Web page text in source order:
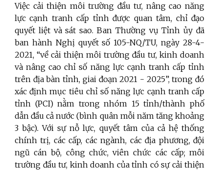
Việc cải thiện môi trường đầu tư, nâng cao năng
lực cạnh tranh cấp tỉnh được quan tâm, chỉ đạo
quyết liệt và sát sao. Ban Thường vụ Tỉnh ủy đã
ban hành Nghị quyết số 105-NQ/TU, ngày 28-4-
2021, “về cải thiện môi trường đầu tư, kinh doanh
và nâng cao chỉ số năng lực cạnh tranh cấp tỉnh
trên địa bàn tỉnh, giai đoạn 2021 - 2025”, trong đó
xác định mục tiêu chỉ số năng lực cạnh tranh cấp
tỉnh (PCI) nằm trong nhóm 15 tỉnh/thành phố
dẫn đầu cả nước (bình quân mỗi năm tăng khoảng
3 bậc).Với sự nỗ lực, quyết tâm của cả hệ thống
chính trị, các cấp, các ngành, các địa phương, đội
ngũ cán bộ, công chức, viên chức các cấp; môi
trường đầu tư, kinh doanh của tỉnh có sự cải thiện